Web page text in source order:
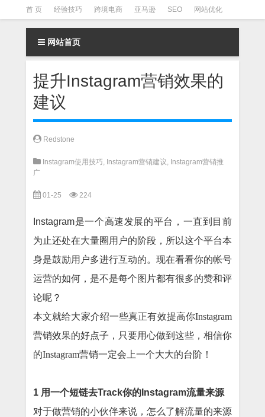
首 页 经验技巧 跨境电商 亚马逊 SEO 网站优化
Facebook营销 Facebook广告 facebook营销技巧
instagram营销
网站首页
提升Instagram营销效果的
建议
Redstone
Instagram使用技巧, Instagram营销建议, Instagram营销推
广
01-25 224
Instagram是一个高速发展的平台，一直到目前
为止还处在大量圈用户的阶段，所以这个平台本
身是鼓励用户多进行互动的。现在看看你的帐号
运营的如何，是不是每个图片都有很多的赞和评
论呢？
本文就给大家介绍一些真正有效提高你Instagram
营销效果的好点子，只要用心做到这些，相信你
的Instagram营销一定会上一个大大的台阶！
1 用一个短链去Track你的Instagram流量来源
对于做营销的小伙伴来说，怎么了解流量的来源